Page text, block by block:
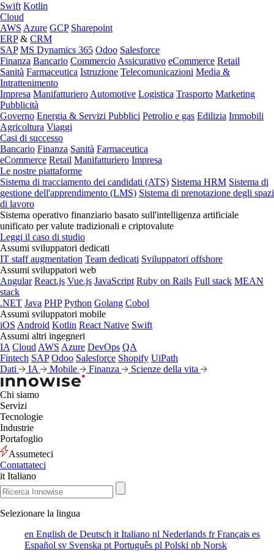
Swift Kotlin
Cloud
AWS Azure GCP Sharepoint
ERP& CRM
SAP MS Dynamics 365 Odoo Salesforce
Finanza Bancario Commercio Assicurativo eCommerce Retail
Sanità Farmaceutica Istruzione Telecomunicazioni Media &
Intrattenimento
Impresa Manifatturiero Automotive Logistica Trasporto Marketing
Pubblicità
Governo Energia & Servizi Pubblici Petrolio e gas Edilizia Immobili
Agricoltura Viaggi
Casi di successo
Bancario Finanza Sanità Farmaceutica
eCommerce Retail Manifatturiero Impresa
Le nostre piattaforme
Sistema di tracciamento dei candidati (ATS) Sistema HRM Sistema di
gestione dell'apprendimento (LMS) Sistema di prenotazione degli spazi
di lavoro
Sistema operativo finanziario basato sull'intelligenza artificiale
unificato per valute tradizionali e criptovalute
Leggi il caso di studio
Assumi sviluppatori dedicati
IT staff augmentation Team dedicati Sviluppatori offshore
Assumi sviluppatori web
Angular React.js Vue.js JavaScript Ruby on Rails Full stack MEAN
stack
.NET Java PHP Python Golang Cobol
Assumi sviluppatori mobile
iOS Android Kotlin React Native Swift
Assumi altri ingegneri
IA Cloud AWS Azure DevOps QA
Fintech SAP Odoo Salesforce Shopify UiPath
Dati
IA Mobile Finanza Scienze della vita
Chi siamo
Servizi
Tecnologie
Industrie
Portafoglio
Assumeteci
Contattateci
it Italiano
Selezionare la lingua
en English de Deutsch it Italiano nl Nederlands frFrançais es
Español sv Svenska pt Português pl Polski nb Norsk